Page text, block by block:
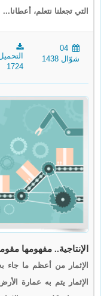
التي تجعلنا نتعلم، أعطانا...
04
شوّال 1438
1724
الإنتاجية.. مفهومها
الإثمار من أعظم ما جاء
الإثمار يتم به عمارة